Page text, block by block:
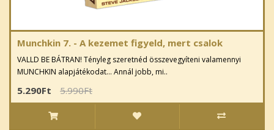
Munchkin 7. - A kezemet figyeld, mert csalok
VALLD BE BÁTRAN! Tényleg szeretnéd összevegyíteni valamennyi
MUNCHKIN alapjátékodat… Annál jobb, mi..
5.290Ft 5.990Ft